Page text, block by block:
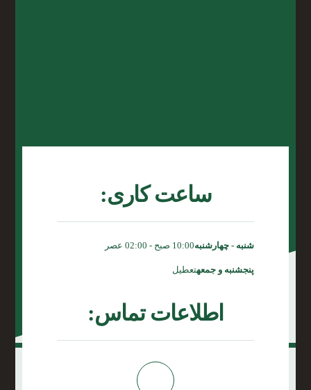
ساعت کاری:
شنبه - چهارشنبه10:00 صبح - 02:00 عصر
پنجشنبه و جمعهتعطیل
اطلاعات تماس: